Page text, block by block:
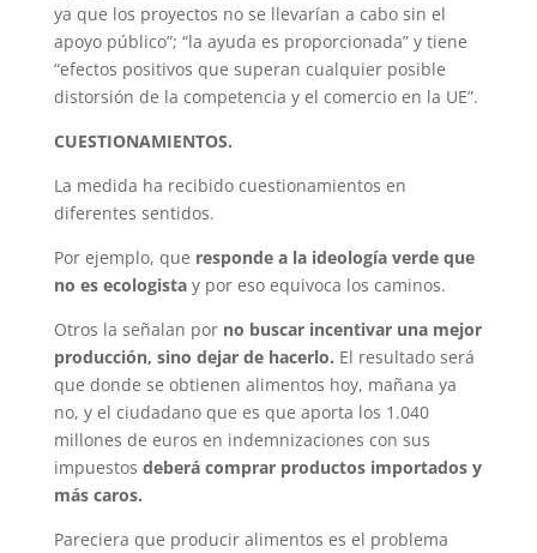
ya que los proyectos no se llevarían a cabo sin el
apoyo público”; “la ayuda es proporcionada” y tiene
“efectos positivos que superan cualquier posible
distorsión de la competencia y el comercio en la UE”.
CUESTIONAMIENTOS.
La medida ha recibido cuestionamientos en
diferentes sentidos.
Por ejemplo, que responde a la ideología verde que
no es ecologistay por eso equivoca los caminos.
Otros la señalan por no buscar incentivar una mejor
producción, sino dejar de hacerlo. El resultado será
que donde se obtienen alimentos hoy, mañana ya
no, y el ciudadano que es que aporta los 1.040
millones de euros en indemnizaciones con sus
impuestos deberá comprar productos importados y
más caros.
Pareciera que producir alimentos es el problema